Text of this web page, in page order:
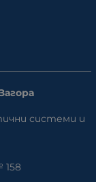
системи и
158